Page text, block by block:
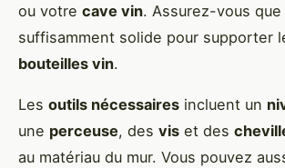
ou votre cave vin. Assurez-vous que
suffisamment solide pour supporter
bouteilles vin.
Les outils nécessaires incluent un
une perceuse, des vis et des
au matériau du mur. Vous pouvez